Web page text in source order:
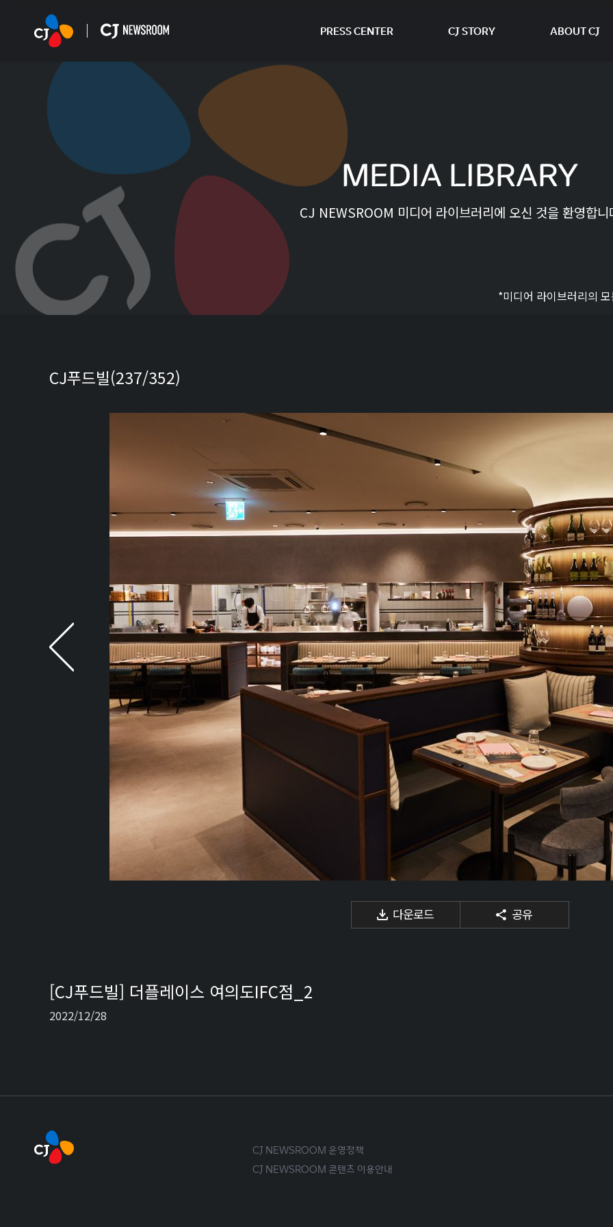
PRESS CENTER CJ STORY ABOUT CJ
MEDIA LIBRARY
CJ NEWSROOM 미디어 라이브러리에 오신 것을 환영합니
*미디어 라이브러리의
CJ푸드빌(237/352)
다운로드 공유
[CJ푸드빌] 더플레이스 여의도IFC점_2
2022/12/28
CJ NEWSROOM 운영정책
CJ NEWSROOM 콘텐츠 이용안내